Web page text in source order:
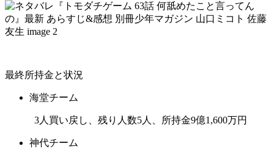
最終所持金と状況
海堂チーム
3人買い戻し、残り人数5人、所持金9億1,600万円
神代チーム